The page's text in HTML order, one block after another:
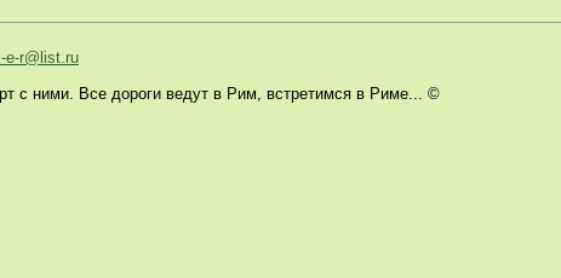
e-r@list.ru
с ними. Все дороги ведут в Рим, встретимся в Риме... ©